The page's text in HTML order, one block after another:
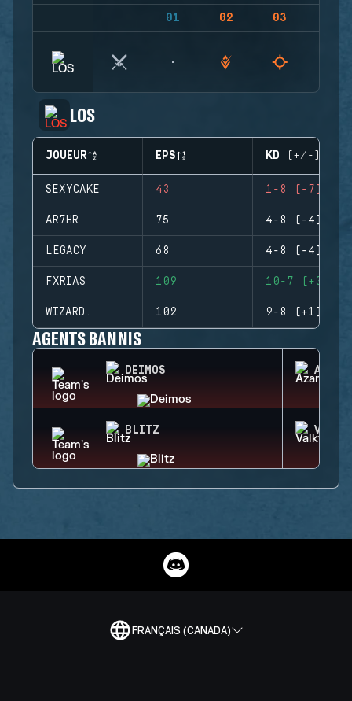
01 02 03
LOS
JOUEUR EPS KD (+/-)
SEXYCAKE 43 1-8 (-7)
AR7HR 75 4-8 (-4)
LEGACY 68 4-8 (-4)
FXRIAS 109 10-7 (+3)
WIZARD. 102 9-8 (+1)
AGENTS BANNIS
DEIMOS AZAMI
BLITZ
FRANÇAIS (CANADA)